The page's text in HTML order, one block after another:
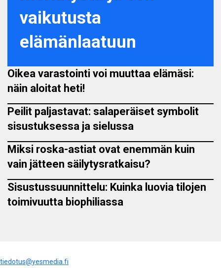
vaikutusta
elämänlaatuun
Oikea varastointi voi muuttaa elämäsi:
näin aloitat heti!
Peilit paljastavat: salaperäiset symbolit
sisustuksessa ja sielussa
Miksi roska-astiat ovat enemmän kuin
vain jätteen säilytysratkaisu?
Sisustussuunnittelu: Kuinka luovia tilojen
toimivuutta biophiliassa
tiedotus@yesmedia.fi